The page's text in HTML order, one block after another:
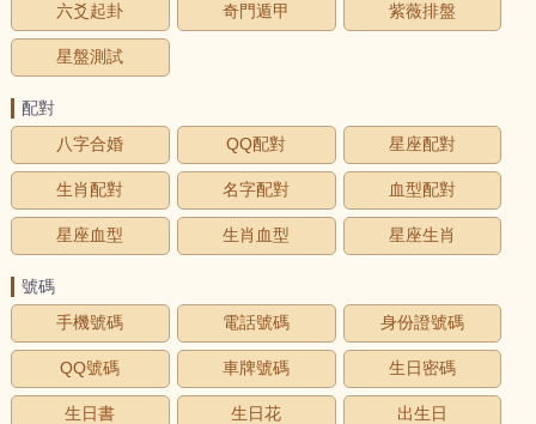
六爻起卦 奇門遁甲 紫薇排盤
星盤測試
配對
八字合婚
QQ配對 星座配對
生肖配對 名字配對 血型配對
星座血型 生肖血型 星座生肖
號碼
手機號碼
電話號碼 身份證號碼
QQ號碼 車牌號碼 生日密碼
生日書 生日花 出生日